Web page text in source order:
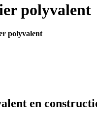
polyvalent
polyvalent
en